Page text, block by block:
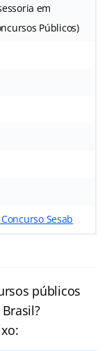
em
Públicos)
Sesab
públicos